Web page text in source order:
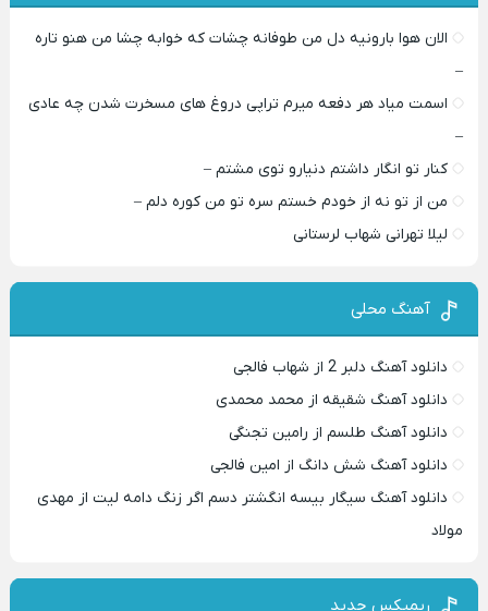
الان هوا بارونیه دل من طوفانه چشات که خوابه چشا من هنو تاره
–
اسمت میاد هر دفعه میرم تراپی دروغ‌ های مسخرت شدن چه عادی
–
کنار تو انگار داشتم دنیارو توی مشتم –
من از تو نه از خودم خستم سره تو من کوره دلم –
لیلا تهرانی شهاب لرستانی
آهنگ محلی
دانلود آهنگ دلبر 2 از شهاب فالجی
دانلود آهنگ شقیقه از محمد محمدی
دانلود آهنگ طلسم از رامین تجنگی
دانلود آهنگ شش دانگ از امین فالجی
دانلود آهنگ سیگار بیسه انگشتر دسم اگر زنگ دامه لیت از مهدی
مولاد
ریمیکس جدید